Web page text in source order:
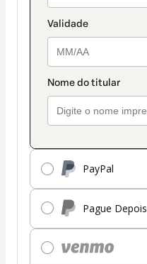
PayPal
Pague Depois